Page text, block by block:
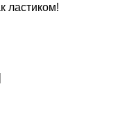
ластиком!